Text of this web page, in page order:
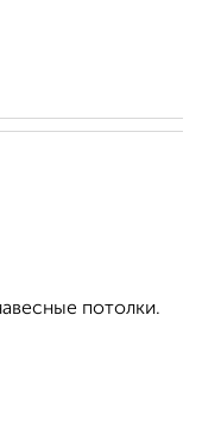
потолки.